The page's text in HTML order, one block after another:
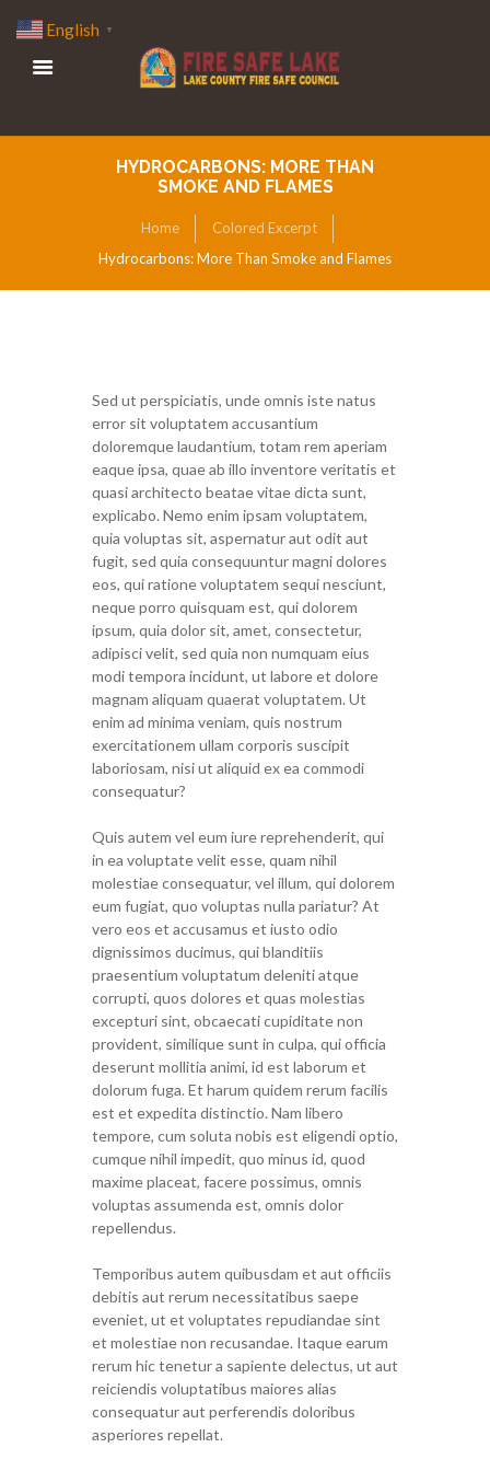
HYDROCARBONS: MORE THAN
SMOKE AND FLAMES
Home
Colored Excerpt
Hydrocarbons: More Than Smoke and Flames
Sed ut perspiciatis, unde omnis iste natus
error sit voluptatem accusantium
doloremque laudantium, totam rem aperiam
eaque ipsa, quae ab illo inventore veritatis et
quasi architecto beatae vitae dicta sunt,
explicabo. Nemo enim ipsam voluptatem,
quia voluptas sit, aspernatur aut odit aut
fugit, sed quia consequuntur magni dolores
eos, qui ratione voluptatem sequi nesciunt,
neque porro quisquam est, qui dolorem
ipsum, quia dolor sit, amet, consectetur,
adipisci velit, sed quia non numquam eius
modi tempora incidunt, ut labore et dolore
magnam aliquam quaerat voluptatem. Ut
enim ad minima veniam, quis nostrum
exercitationem ullam corporis suscipit
laboriosam, nisi ut aliquid ex ea commodi
consequatur?
Quis autem vel eum iure reprehenderit, qui
in ea voluptate velit esse, quam nihil
molestiae consequatur, vel illum, qui dolorem
eum fugiat, quo voluptas nulla pariatur? At
vero eos et accusamus et iusto odio
dignissimos ducimus, qui blanditiis
praesentium voluptatum deleniti atque
corrupti, quos dolores et quas molestias
excepturi sint, obcaecati cupiditate non
provident, similique sunt in culpa, qui officia
deserunt mollitia animi, id est laborum et
dolorum fuga. Et harum quidem rerum facilis
est et expedita distinctio. Nam libero
tempore, cum soluta nobis est eligendi optio,
cumque nihil impedit, quo minus id, quod
maxime placeat, facere possimus, omnis
voluptas assumenda est, omnis dolor
repellendus.
Temporibus autem quibusdam et aut officiis
debitis aut rerum necessitatibus saepe
eveniet, ut et voluptates repudiandae sint
et molestiae non recusandae. Itaque earum
rerum hic tenetur a sapiente delectus, ut aut
reiciendis voluptatibus maiores alias
consequatur aut perferendis doloribus
asperiores repellat.
English ▼